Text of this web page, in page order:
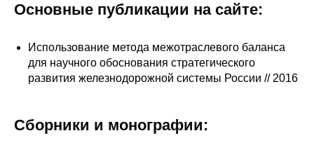
Научные подразделения
Администрация
Отчетность
Основные публикации на сайте:
Использование метода межотраслевого баланса
для научного обоснования стратегического
развития железнодорожной системы России // 2016
Сборники и монографии: